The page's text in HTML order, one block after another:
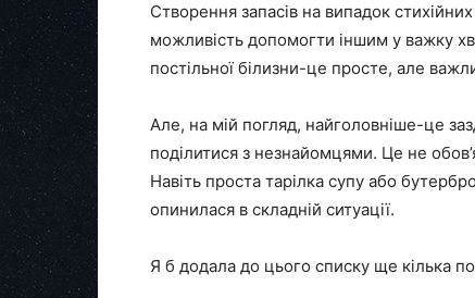
Створення запасів на випадок
можливість допомогти іншим у важку
постільної білизни-це просте, але
Але, на мій погляд, найголовніше-це
поділитися з незнайомцями. Це не
Навіть проста тарілка супу або
опинилася в складній ситуації.
Я б додала до цього списку ще кілька